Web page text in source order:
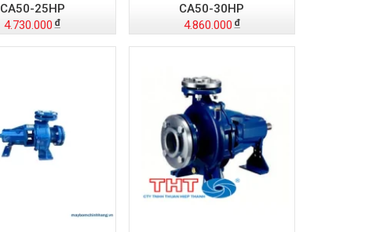
CA50-25HP
4.730.000
CA50-30HP
4.860.000